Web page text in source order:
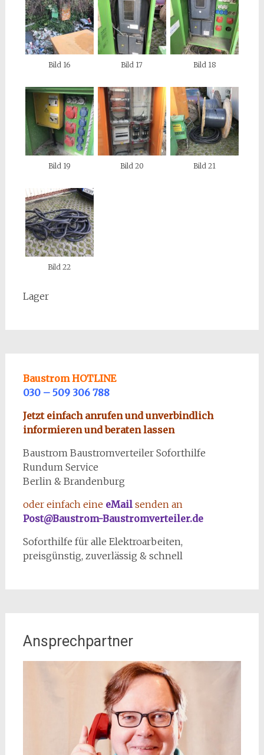
Bild 16 Bild 17 Bild 18
Bild 19 Bild 20 Bild 21
Bild 22
Lager
Baustrom HOTLINE
030 – 509 306 788
Jetzt einfach anrufen und unverbindlich
informieren und beraten lassen
Baustrom Baustromverteiler Soforthilfe
Rundum Service
Berlin & Brandenburg
oder einfach eine eMailsenden an
Post@Baustrom-Baustromverteiler.de
Soforthilfe für alle Elektroarbeiten,
preisgünstig, zuverlässig & schnell
Ansprechpartner